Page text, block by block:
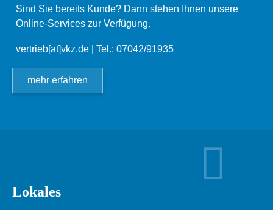
Sind Sie bereits Kunde? Dann stehen Ihnen unsere
Online-Services zur Verfügung.
vertrieb[at]vkz.de | Tel.: 07042/91935
mehr erfahren
Lokales